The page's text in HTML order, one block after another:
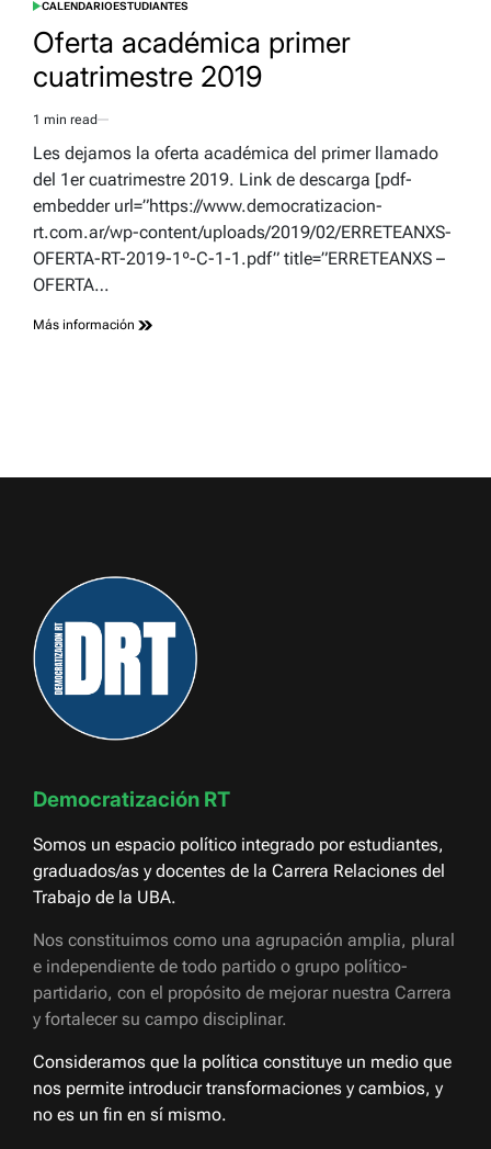
POSTED
CALENDARIOESTUDIANTES
Oferta académica primer
cuatrimestre 2019
Estimated
read
1 min read
Les dejamos la oferta académica del primer llamado
del 1er cuatrimestre 2019. Link de descarga [pdf-
embedder url=”https://www.democratizacion-
rt.com.ar/wp-content/uploads/2019/02/ERRETEANXS-
OFERTA-RT-2019-1º-C-1-1.pdf” title=”ERRETEANXS –
OFERTA…
Más información
Democratización RT
Somos un espacio político integrado por estudiantes,
graduados/as y docentes de la Carrera Relaciones del
Trabajo de la UBA.
Nos constituimos como una agrupación amplia, plural
e independiente de todo partido o grupo político-
partidario, con el propósito de mejorar nuestra Carrera
y fortalecer su campo disciplinar.
Consideramos que la política constituye un medio que
nos permite introducir transformaciones y cambios, y
no es un fin en sí mismo.